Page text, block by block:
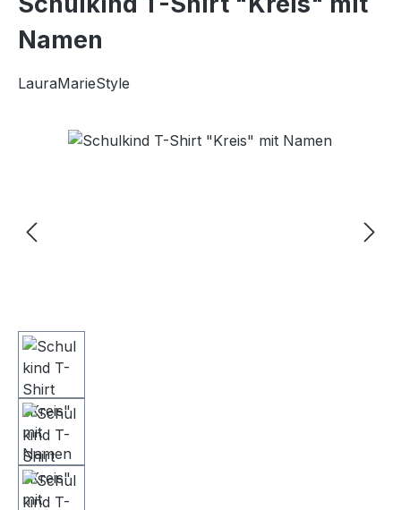
Namen
LauraMarieStyle
Bildergalerie überspringen